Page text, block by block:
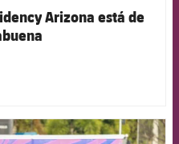
Arizona está de
FCB Barcelona badge